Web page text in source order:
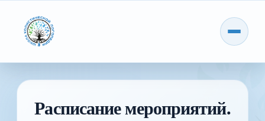
Расписание мероприятий.